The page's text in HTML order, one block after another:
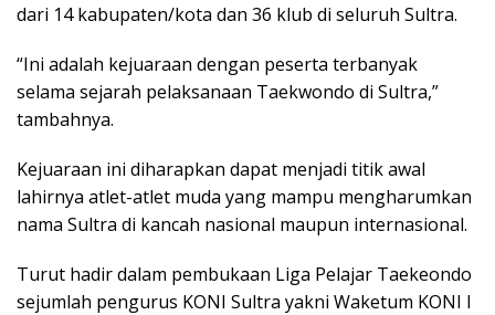
dari 14 kabupaten/kota dan 36 klub di seluruh Sultra.
“Ini adalah kejuaraan dengan peserta terbanyak
selama sejarah pelaksanaan Taekwondo di Sultra,”
tambahnya.
Kejuaraan ini diharapkan dapat menjadi titik awal
lahirnya atlet-atlet muda yang mampu mengharumkan
nama Sultra di kancah nasional maupun internasional.
Turut hadir dalam pembukaan Liga Pelajar Taekeondo
sejumlah pengurus KONI Sultra yakni Waketum KONI I